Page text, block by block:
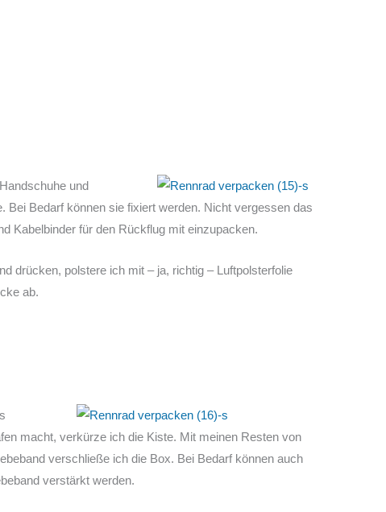
und
Bei Bedarf können sie fixiert werden. Nicht vergessen das
Kabelbinder für den Rückflug mit einzupacken.
drücken, polstere ich mit – ja, richtig – Luftpolsterfolie
ab.
macht, verkürze ich die Kiste. Mit meinen Resten von
verschließe ich die Box. Bei Bedarf können auch
verstärkt werden.